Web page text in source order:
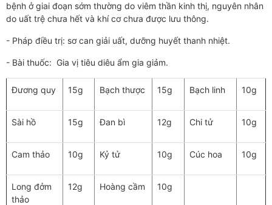
bệnh ở giai đoạn sớm thường do viêm thần kinh thị, nguyên nhân
do uất trệ chưa hết và khí cơ chưa được lưu thông.
- Pháp điều trị: sơ can giải uất, dưỡng huyết thanh nhiệt.
- Bài thuốc: Gia vị tiêu diêu ẩm gia giảm.
Đương quy 15g Bạch thược 15g Bạch linh 10g
Sài hồ 15g Đan bì 12g Chi tử 10g
Cam thảo 10g Kỷ tử 10g Cúc hoa 10g
Long đởm
thảo
12g Hoàng cầm 10g